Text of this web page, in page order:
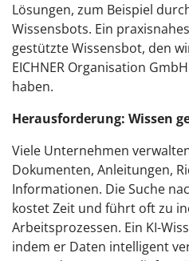
Lösungen, zum Beispiel
Wissensbots. Ein
gestützte Wissensbot, den
EICHNER Organisation
haben.
Herausforderung: Wissen
Viele Unternehmen
Dokumenten, Anleitungen,
Informationen. Die Suche
kostet Zeit und führt oft zu
Arbeitsprozessen. Ein KI-
indem er Daten intelligent